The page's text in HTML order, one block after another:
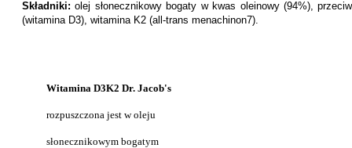
Składniki: olej słonecznikowy bogaty w kwas oleinowy (94%),
(witamina D3), witamina K2 (all-trans menachinon7).
Witamina D3K2 Dr. Jacob's
rozpuszczona jest w oleju
słonecznikowym bogatym